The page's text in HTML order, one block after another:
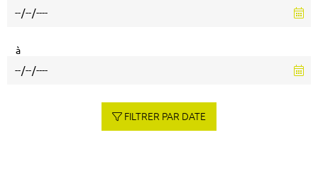
à
FILTRER PAR DATE